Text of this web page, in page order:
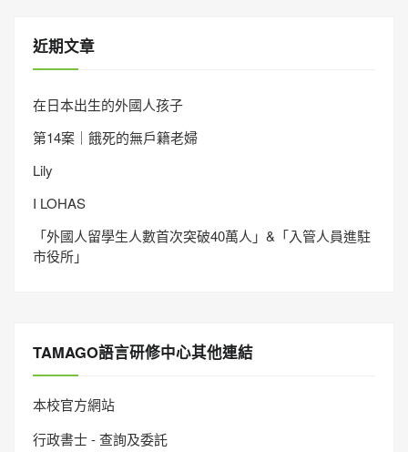
近期文章
在日本出生的外國人孩子
第14案｜餓死的無戶籍老婦
Lily
I LOHAS
「外國人留學生人數首次突破40萬人」&「入管人員進駐
市役所」
TAMAGO語言研修中心其他連結
本校官方網站
行政書士 - 查詢及委託